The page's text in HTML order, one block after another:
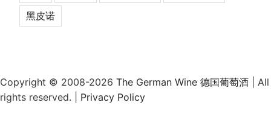
黑皮诺
Copyright © 2008-2026 The German Wine 德国葡萄酒 | All
rights reserved. | Privacy Policy